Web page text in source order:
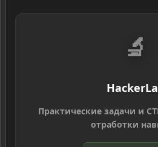
🔬
Практические задачи и
отработки